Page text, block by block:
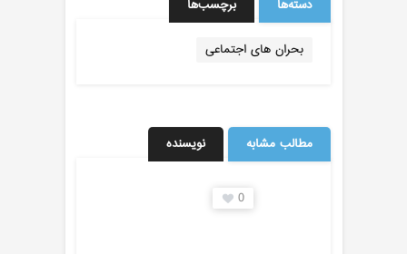
دسته‌ها برچسب‌ها
بحران های اجتماعی
مطالب مشابه نویسنده
0